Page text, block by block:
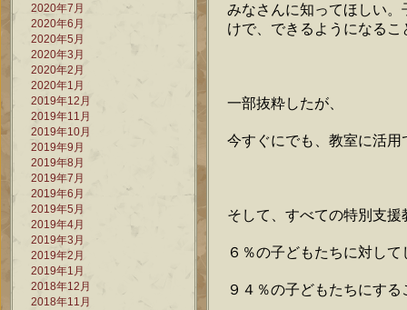
2020年7月
2020年6月
2020年5月
2020年3月
2020年2月
2020年1月
2019年12月
2019年11月
2019年10月
2019年9月
2019年8月
2019年7月
2019年6月
2019年5月
2019年4月
2019年3月
2019年2月
2019年1月
2018年12月
2018年11月
みなさんに知ってほしい
けで、できるようになる
一部抜粋したが、
今すぐにでも、教室に活
そして、すべての特別支
６％の子どもたちに対し
９４％の子どもたちにする